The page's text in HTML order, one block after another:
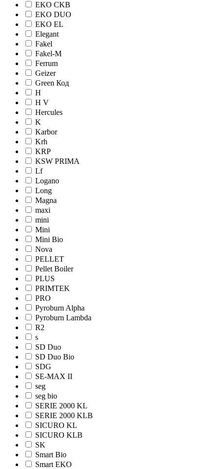
EKO CKB
EKO DUO
EKO EL
Elegant
Fakel
Fakel-M
Ferrum
Geizer
Green Код
H
H V
Hercules
K
Karbor
Krh
KRP
KSW PRIMA
Lf
Logano
Long
Magna
maxi
mini
Mini
Mini Bio
Nova
PELLET
Pellet Boiler
PLUS
PRIMTEK
PRO
Pyroburn Alpha
Pyroburn Lambda
R2
s
SD Duo
SD Duo Bio
SDG
SE-MAX II
seg
seg bio
SERIE 2000 KL
SERIE 2000 KLB
SICURO KL
SICURO KLB
SK
Smart Bio
Smart EKO